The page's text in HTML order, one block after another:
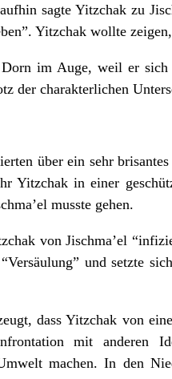
sagte Yitzchak zu
Yitzchak wollte
im Auge, weil er
der charakterlichen
über ein sehr
Yitzchak in einer
musste gehen.
von Jischma’el
und setzte
dass Yitzchak von
mit anderen
machen. In den